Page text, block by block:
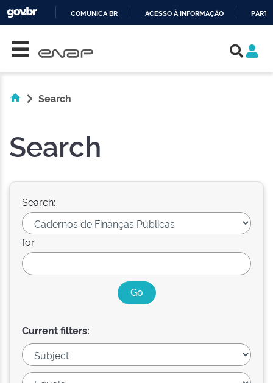
COMUNICA BR ACESSO À INFORMAÇÃO
Search
Search
Search:
for
Current filters: